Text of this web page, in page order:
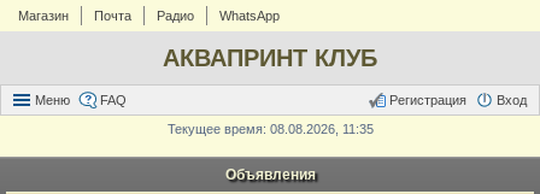
Магазин Почта Радио WhatsApp
АКВАПРИНТ КЛУБ
Меню FAQ Вход
Регистрация
Текущее время: 08.08.2026, 11:35
Объявления